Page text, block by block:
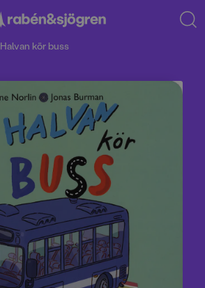
Halvan kör buss